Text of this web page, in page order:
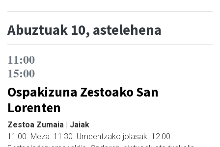
Abuztuak 10, astelehena
11:00
15:00
Ospakizuna Zestoako San
Lorenten
Zestoa Zumaia | Jaiak
11:00. Meza. 11:30. Umeentzako jolasak. 12:00.